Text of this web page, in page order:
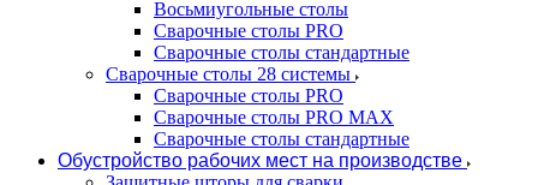
Восьмиугольные столы
Сварочные столы PRO
Сварочные столы стандартные
Сварочные столы 28 системы
Сварочные столы PRO
Сварочные столы PRO MAX
Сварочные столы стандартные
Обустройство рабочих мест на производстве